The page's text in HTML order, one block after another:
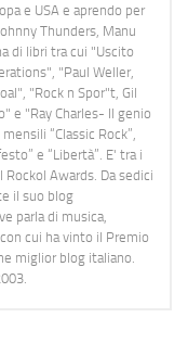
e USA e aprendo per
Thunders, Manu
di libri tra cui "Uscito
"Paul Weller,
"Rock n Spor"t, Gil
e "Ray Charles- Il genio
“Classic Rock”,
e “Libertà”. E' tra i
Awards. Da sedici
il suo blog
parla di musica,
cui ha vinto il Premio
miglior blog italiano.